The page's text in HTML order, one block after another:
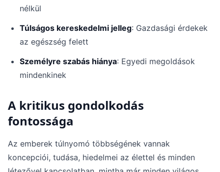
nélkül
Túlságos kereskedelmi jelleg: Gazdasági érdekek
az egészség felett
Személyre szabás hiánya: Egyedi megoldások
mindenkinek
A kritikus gondolkodás
fontossága
Az emberek túlnyomó többségének vannak
koncepciói, tudása, hiedelmei az élettel és minden